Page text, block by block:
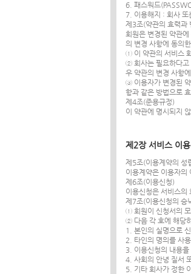
6. 패스워드
7. 이용해지 : 회사 또
제3조(약관의 효력과
회원은 변경된 약관
의 변경 사항에 동의
① 이 약관의 서비스
② 회사는 필요하다고
우 약관의 변경 사항
③ 이용자가 변경된
항과 같은 방법으로
제4조(준용규정)
이 약관에 명시되지
제2장 서비스 이
제5조(이용계약의 성
이용계약은 이용자의
제6조(이용신청)
이용신청은 서비스의
제7조(이용신청의 승
① 회원이 신청서의 모
② 다음 각 호에 해당
1. 본인의 실명으로
2. 타인의 명의를 사
3. 이용신청의 내용
4. 사회의 안녕 질서
5. 기타 회사가 정한